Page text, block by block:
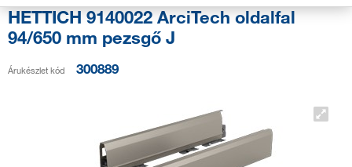
HETTICH 9140022 ArciTech oldalfal
94/650 mm pezsgő J
Árukészlet kód 300889